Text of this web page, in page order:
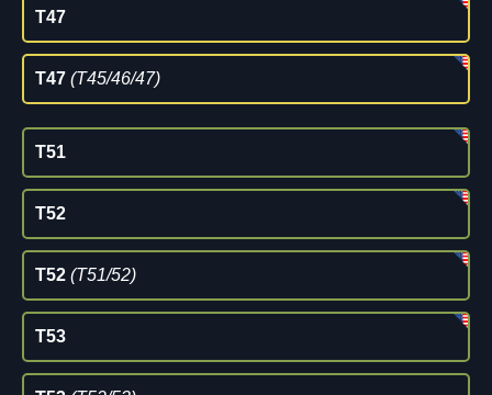
T47
T47 (T45/46/47)
T51
T52
T52 (T51/52)
T53